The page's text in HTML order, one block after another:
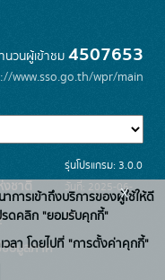
นวนผู้เข้าชม4507653
www.sso.go.th/wpr/main
งชาติ
อมูลภาค
รุ่นโปรแกรม: 3.0.0
วันที่: 2025-06-
26
การเข้าถึงบริการของผู้ใช้ให้ดี
รดคลิก "ยอมรับคุกกี้"
า โดยไปที่ "การตั้งค่าคุกกี้"
x